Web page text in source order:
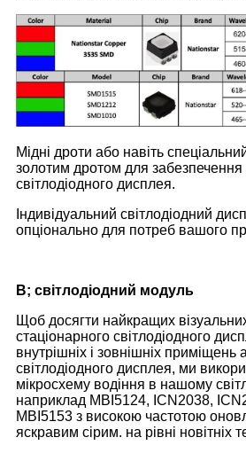
Мідні дроти або навіть
золотим дротом для забезпечення
світлодіодного дисплея.
Індивідуальний світлодіодний
опціонально для потреб вашого
B; світлодіодний модуль
Щоб досягти найкращих
стаціонарного світлодіодного
внутрішніх і зовнішніх
світлодіодного дисплея, ми
мікросхему водіння в нашому
наприклад MBI5124, ICN2038,
MBI5153 з високою частотою
яскравим сірим. на рівні новітніх